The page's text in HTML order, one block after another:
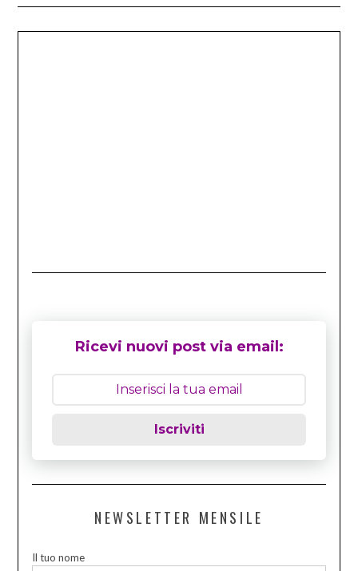
Ricevi nuovi post via email:
Iscriviti
NEWSLETTER MENSILE
Il tuo nome